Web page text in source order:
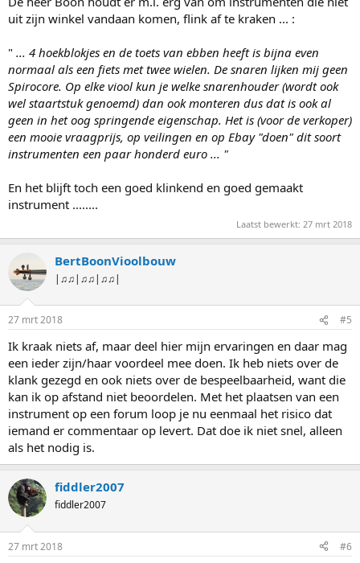
uit zijn winkel vandaan komen, flink af te kraken ... :
" ... 4 hoekblokjes en de toets van ebben heeft is bijna even
normaal als een fiets met twee wielen. De snaren lijken mij geen
Spirocore. Op elke viool kun je welke snarenhouder (wordt ook
wel staartstuk genoemd) dan ook monteren dus dat is ook al
geen in het oog springende eigenschap. Het is (voor de verkoper)
een mooie vraagprijs, op veilingen en op Ebay "doen" dit soort
instrumenten een paar honderd euro ... "
En het blijft toch een goed klinkend en goed gemaakt
instrument ........
Laatst bewerkt: 27 mrt 2018
BertBoonVioolbouw
|♫♫|♫♫|♫♫|
27 mrt 2018 #5
Ik kraak niets af, maar deel hier mijn ervaringen en daar mag
een ieder zijn/haar voordeel mee doen. Ik heb niets over de
klank gezegd en ook niets over de bespeelbaarheid, want die
kan ik op afstand niet beoordelen. Met het plaatsen van een
instrument op een forum loop je nu eenmaal het risico dat
iemand er commentaar op levert. Dat doe ik niet snel, alleen
als het nodig is.
fiddler2007
fiddler2007
27 mrt 2018 #6